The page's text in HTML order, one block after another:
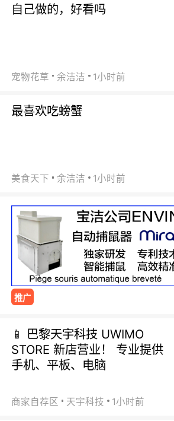
自己做的，好看吗
宠物花草 余洁洁 1小时前
最喜欢吃螃蟹
美食天下 余洁洁 1小时前
推广
📱 巴黎天宇科技 UWIMO
STORE 新店营业！ 专业提供
手机、平板、电脑
商家自荐区 天宇科技 1小时前